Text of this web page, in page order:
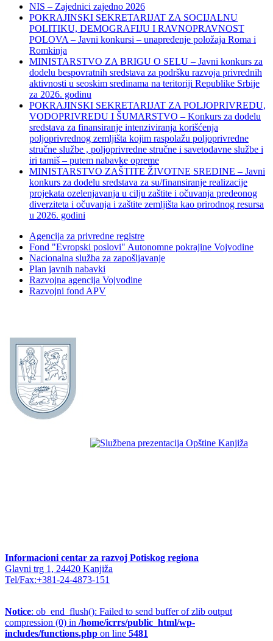
NIS – Zajednici zajedno 2026
POKRAJINSKI SEKRETARIJAT ZA SOCIJALNU
POLITIKU, DEMOGRAFIJU I RAVNOPRAVNOST
POLOVA – Javni konkursi – unapređenje položaja Roma i
Romkinja
MINISTARSTVO ZA BRIGU O SELU – Javni konkurs za
dodelu bespovratnih sredstava za podršku razvoja privrednih
aktivnosti u seoskim sredinama na teritoriji Republike Srbije
za 2026. godinu
POKRAJINSKI SEKRETARIJAT ZA POLJOPRIVREDU,
VODOPRIVREDU I ŠUMARSTVO – Konkurs za dodelu
sredstava za finansiranje intenziviranja korišćenja
poljoprivrednog zemljišta kojim raspolažu poljoprivredne
stručne službe , poljoprivredne stručne i savetodavne službe i
iri tamiš ‒ putem nabavke opreme
MINISTARSTVO ZAŠTITE ŽIVOTNE SREDINE – Javni
konkurs za dodelu sredstava za su/finansiranje realizacije
projekata ozelenjavanja u cilju zaštite i očuvanja predeonog
diverziteta i očuvanja i zaštite zemljišta kao prirodnog resursa
u 2026. godini
Agencija za privredne registre
Fond "Evropski poslovi" Autonomne pokrajine Vojvodine
Nacionalna služba za zapošljavanje
Plan javnih nabavki
Razvojna agencija Vojvodine
Razvojni fond APV
Informacioni centar za razvoj Potiskog regiona
Glavni trg 1, 24420 Kanjiža
Tel/Fax:+381-24-4873-151
Notice: ob_end_flush(): Failed to send buffer of zlib output
compression (0) in /home/icrrs/public_html/wp-
includes/functions.php on line 5481